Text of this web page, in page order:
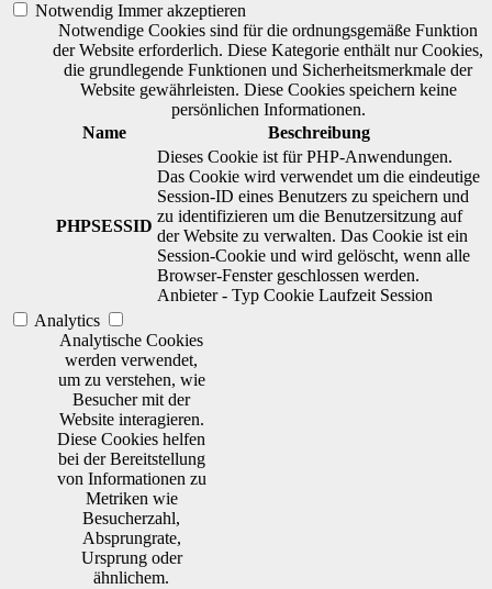
Notwendig Immer akzeptieren
Notwendige Cookies sind für die ordnungsgemäße Funktion
der Website erforderlich. Diese Kategorie enthält nur Cookies,
die grundlegende Funktionen und Sicherheitsmerkmale der
Website gewährleisten. Diese Cookies speichern keine
persönlichen Informationen.
Name
Beschreibung
PHPSESSID
Dieses Cookie ist für PHP-Anwendungen.
Das Cookie wird verwendet um die eindeutige
Session-ID eines Benutzers zu speichern und
zu identifizieren um die Benutzersitzung auf
der Website zu verwalten. Das Cookie ist ein
Session-Cookie und wird gelöscht, wenn alle
Browser-Fenster geschlossen werden.
Anbieter - Typ Cookie Laufzeit Session
Analytics
Analytische Cookies
werden verwendet,
um zu verstehen, wie
Besucher mit der
Website interagieren.
Diese Cookies helfen
bei der Bereitstellung
von Informationen zu
Metriken wie
Besucherzahl,
Absprungrate,
Ursprung oder
ähnlichem.